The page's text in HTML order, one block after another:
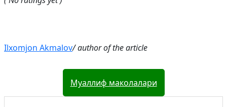
Ilxomjon Akmalov/ author of the article
Муаллиф маколалари